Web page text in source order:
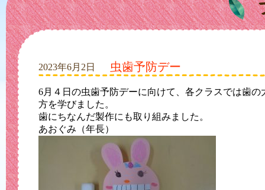
2023年6月2日 虫歯予防デー
6月４日の虫歯予防デーに向けて、各クラスでは歯
方を学びました。
歯にちなんだ製作にも取り組みました。
あおぐみ（年長）